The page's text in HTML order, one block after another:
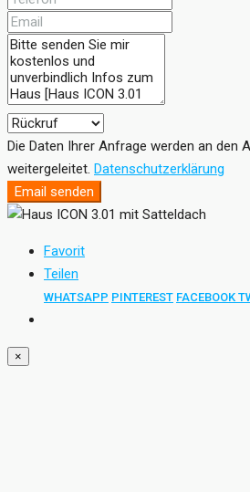
Die Daten Ihrer Anfrage werden an den
weitergeleitet. Datenschutzerklärung
Email senden
Favorit
Teilen
WHATSAPP PINTEREST FACEBOOK
×